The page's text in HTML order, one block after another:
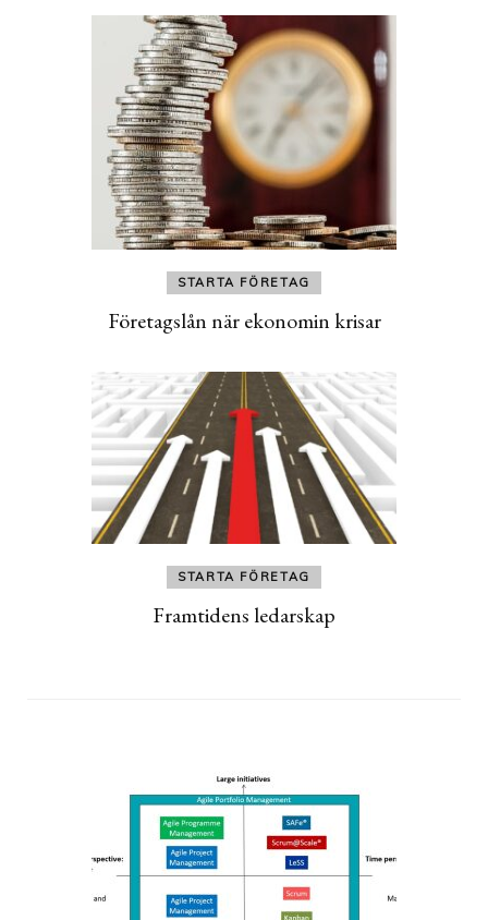
STARTA FÖRETAG
Företagslån när ekonomin krisar
STARTA FÖRETAG
Framtidens ledarskap